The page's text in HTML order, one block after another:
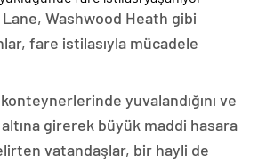
Washwood Heath gibi
fare istilasıyla mücadele
yuvalandığını ve
girerek büyük maddi hasara
vatandaşlar, bir hayli de